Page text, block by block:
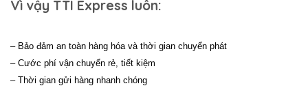
Vì vậy TTI Express luôn:
– Bảo đảm an toàn hàng hóa và thời gian chuyển phát
– Cước phí vận chuyển rẻ, tiết kiệm
– Thời gian gửi hàng nhanh chóng